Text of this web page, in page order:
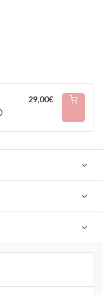
29,00€